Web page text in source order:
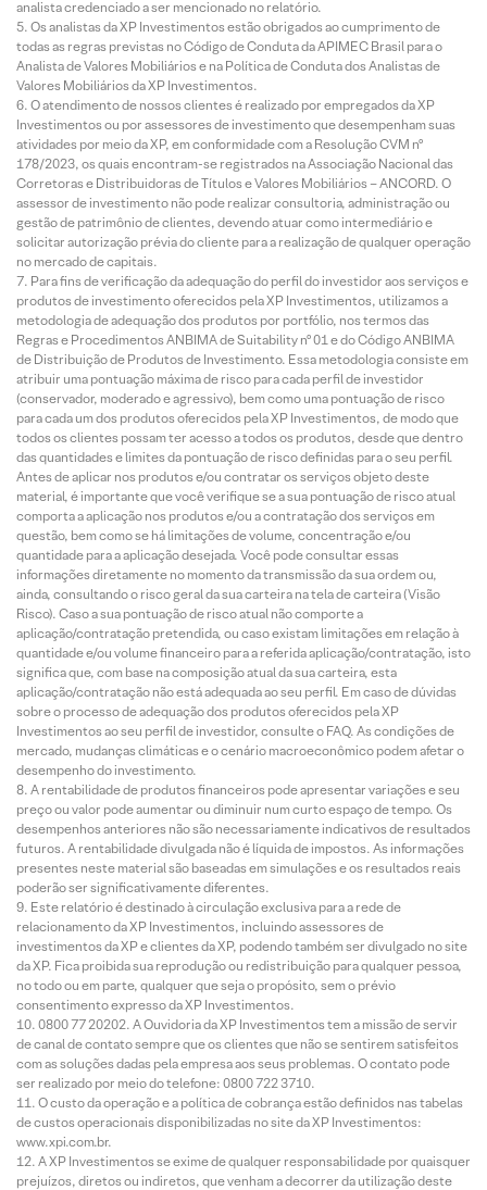
analista credenciado a ser mencionado no relatório.
Os analistas da XP Investimentos estão obrigados ao cumprimento de
todas as regras previstas no Código de Conduta da APIMEC Brasil para o
Analista de Valores Mobiliários e na Política de Conduta dos Analistas de
Valores Mobiliários da XP Investimentos.
O atendimento de nossos clientes é realizado por empregados da XP
Investimentos ou por assessores de investimento que desempenham suas
atividades por meio da XP, em conformidade com a Resolução CVM nº
178/2023, os quais encontram-se registrados na Associação Nacional das
Corretoras e Distribuidoras de Títulos e Valores Mobiliários – ANCORD. O
assessor de investimento não pode realizar consultoria, administração ou
gestão de patrimônio de clientes, devendo atuar como intermediário e
solicitar autorização prévia do cliente para a realização de qualquer operação
no mercado de capitais.
Para fins de verificação da adequação do perfil do investidor aos serviços e
produtos de investimento oferecidos pela XP Investimentos, utilizamos a
metodologia de adequação dos produtos por portfólio, nos termos das
Regras e Procedimentos ANBIMA de Suitability nº 01 e do Código ANBIMA
de Distribuição de Produtos de Investimento. Essa metodologia consiste em
atribuir uma pontuação máxima de risco para cada perfil de investidor
(conservador, moderado e agressivo), bem como uma pontuação de risco
para cada um dos produtos oferecidos pela XP Investimentos, de modo que
todos os clientes possam ter acesso a todos os produtos, desde que dentro
das quantidades e limites da pontuação de risco definidas para o seu perfil.
Antes de aplicar nos produtos e/ou contratar os serviços objeto deste
material, é importante que você verifique se a sua pontuação de risco atual
comporta a aplicação nos produtos e/ou a contratação dos serviços em
questão, bem como se há limitações de volume, concentração e/ou
quantidade para a aplicação desejada. Você pode consultar essas
informações diretamente no momento da transmissão da sua ordem ou,
ainda, consultando o risco geral da sua carteira na tela de carteira (Visão
Risco). Caso a sua pontuação de risco atual não comporte a
aplicação/contratação pretendida, ou caso existam limitações em relação à
quantidade e/ou volume financeiro para a referida aplicação/contratação, isto
significa que, com base na composição atual da sua carteira, esta
aplicação/contratação não está adequada ao seu perfil. Em caso de dúvidas
sobre o processo de adequação dos produtos oferecidos pela XP
Investimentos ao seu perfil de investidor, consulte o FAQ. As condições de
mercado, mudanças climáticas e o cenário macroeconômico podem afetar o
desempenho do investimento.
A rentabilidade de produtos financeiros pode apresentar variações e seu
preço ou valor pode aumentar ou diminuir num curto espaço de tempo. Os
desempenhos anteriores não são necessariamente indicativos de resultados
futuros. A rentabilidade divulgada não é líquida de impostos. As informações
presentes neste material são baseadas em simulações e os resultados reais
poderão ser significativamente diferentes.
Este relatório é destinado à circulação exclusiva para a rede de
relacionamento da XP Investimentos, incluindo assessores de
investimentos da XP e clientes da XP, podendo também ser divulgado no site
da XP. Fica proibida sua reprodução ou redistribuição para qualquer pessoa,
no todo ou em parte, qualquer que seja o propósito, sem o prévio
consentimento expresso da XP Investimentos.
0800 77 20202. A Ouvidoria da XP Investimentos tem a missão de servir
de canal de contato sempre que os clientes que não se sentirem satisfeitos
com as soluções dadas pela empresa aos seus problemas. O contato pode
ser realizado por meio do telefone: 0800 722 3710.
O custo da operação e a política de cobrança estão definidos nas tabelas
de custos operacionais disponibilizadas no site da XP Investimentos:
www.xpi.com.br.
A XP Investimentos se exime de qualquer responsabilidade por quaisquer
prejuízos, diretos ou indiretos, que venham a decorrer da utilização deste